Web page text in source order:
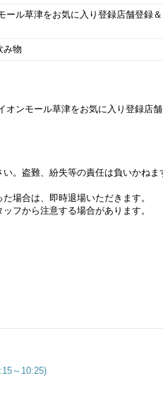
ル草津をお気に入り登録店舗登録
み物
ンモール草津をお気に入り登録店
い。盗難、紛失等の責任は負いかね
場合は、即時退場いただきます。
フから注意する場合があります。
～10:25)